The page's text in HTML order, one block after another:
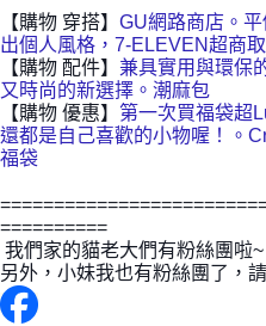
【購物 穿搭】 GU網路商店。
出個人風格，7-ELEVEN超商取
【購物 配件】 兼具實用與環保
又時尚的新選擇。潮麻包
【購物 優惠】 第一次買福袋超
還都是自己喜歡的小物喔！。
福袋
==========
我們家的貓老大們有粉絲團啦
另外，小妹我也有粉絲團了，